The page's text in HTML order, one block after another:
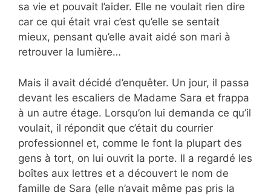
sa vie et pouvait l’aider. Elle ne voulait rien dire
car ce qui était vrai c’est qu’elle se sentait
mieux, pensant qu’elle avait aidé son mari à
retrouver la lumière…
Mais il avait décidé d’enquêter. Un jour, il passa
devant les escaliers de Madame Sara et frappa
à un autre étage. Lorsqu’on lui demanda ce qu’il
voulait, il répondit que c’était du courrier
professionnel et, comme le font la plupart des
gens à tort, on lui ouvrit la porte. Il a regardé les
boîtes aux lettres et a découvert le nom de
famille de Sara (elle n’avait même pas pris la